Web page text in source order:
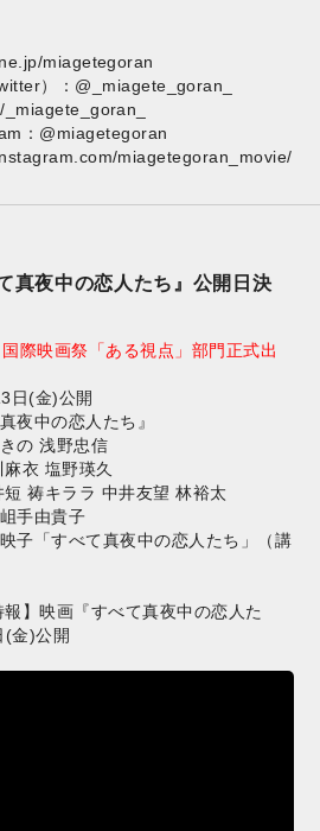
miagetegoran
）：@_miagete_goran_
：@miagetegoran
miagetegoran_movie/
真夜中の恋人たち』公開日決
際映画祭「ある視点」部門正式出
日(金)公開
夜中の恋人たち』
の 浅野忠信
衣 塩野瑛久
祷キララ 中井友望 林裕太
手由貴子
子「すべて真夜中の恋人たち」（講
報】映画『すべて真夜中の恋人た
(金)公開